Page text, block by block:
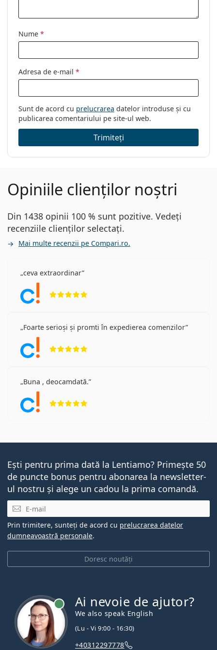
Nume *
Adresa de e-mail *
Sunt de acord cu prelucrarea datelor introduse și cu
publicarea comentariului pe site-ul web.
Trimiteți
Opiniile clienților noștri
Din 1438 opinii 100 % sunt pozitive. Vedeți
recenziile clienților selectați.
Mai multe recenzii pe Compari.ro.
ceva extraordinar
Foarte serioși și promti în expedierea comenzilor
Buna , deocamdată.
Ești pentru prima dată la Lentiamo? Primește 50
de puncte bonus pentru abonarea la newsletter-
ul nostru și alege un cadou la prima comandă.
E-mail
Doresc noutăți
Prin trimitere, sunteți de acord cu prelucrarea datelor
dumneavoastră personale.
Ai nevoie de ajutor?
We also speak English
(Lu - Vi 9:00 - 16:30)
+40312297778